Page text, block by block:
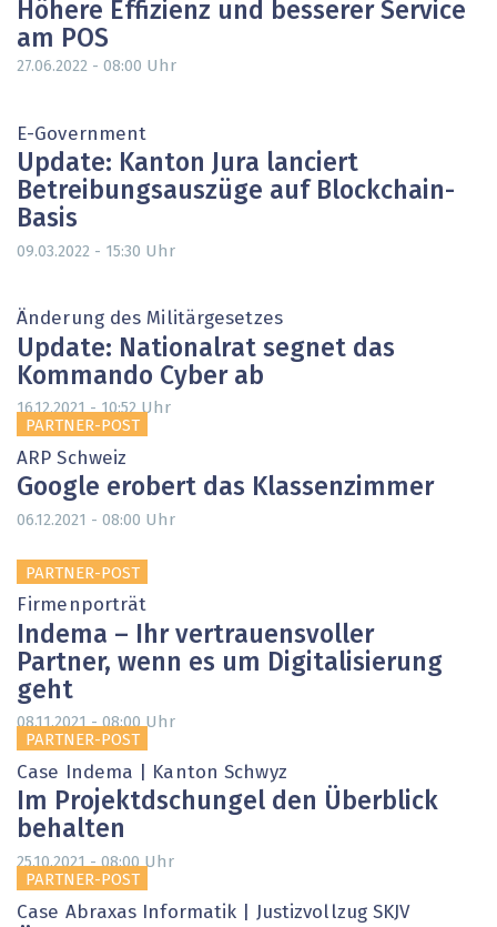
Höhere Effizienz und besserer Service
am POS
27.06.2022 - 08:00 Uhr
E-Government
Update: Kanton Jura lanciert
Betreibungsauszüge auf Blockchain-
Basis
09.03.2022 - 15:30 Uhr
Änderung des Militärgesetzes
Update: Nationalrat segnet das
Kommando Cyber ab
16.12.2021 - 10:52Uhr
PARTNER-POST
ARP Schweiz
Google erobert das Klassenzimmer
06.12.2021 - 08:00 Uhr
PARTNER-POST
Firmenporträt
Indema – Ihr vertrauensvoller
Partner, wenn es um Digitalisierung
geht
08.11.2021 - 08:00Uhr
PARTNER-POST
Case Indema | Kanton Schwyz
Im Projektdschungel den Überblick
behalten
25.10.2021 - 08:00 Uhr
PARTNER-POST
Case Abraxas Informatik | Justizvollzug SKJV